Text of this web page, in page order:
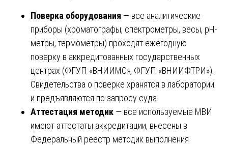
Поверка оборудования — все аналитические
приборы (хроматографы, спектрометры, весы, pH-
метры, термометры) проходят ежегодную
поверку в аккредитованных государственных
центрах (ФГУП «ВНИИМС», ФГУП «ВНИИФТРИ»).
Свидетельства о поверке хранятся в лаборатории
и предъявляются по запросу суда.
Аттестация методик — все используемые МВИ
имеют аттестаты аккредитации, внесены в
Федеральный реестр методик выполнения